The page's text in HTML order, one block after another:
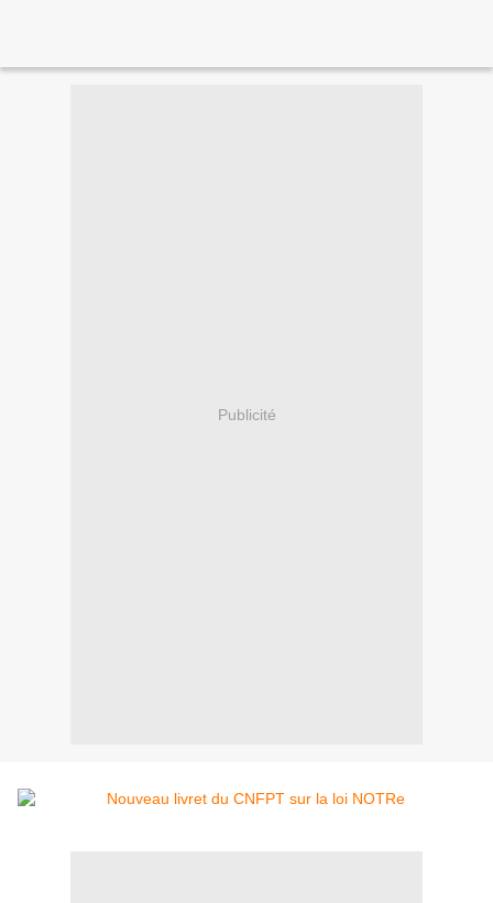
Publicité